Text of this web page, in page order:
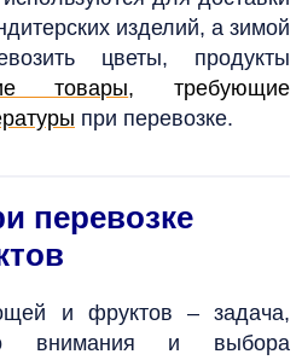
изделий, а зимой
цветы, продукты
товары, требующие
при перевозке.
перевозке
и фруктов – задача,
внимания и выбора